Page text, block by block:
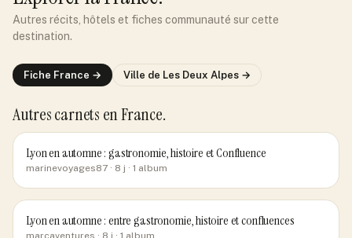
Autres récits, hôtels et fiches communauté sur cette
destination.
Fiche France → Ville de Les Deux Alpes →
Autres carnets en France.
Lyon en automne : gastronomie, histoire et Confluence
marinevoyages87 · 8 j · 1 album
Lyon en automne : entre gastronomie, histoire et confluences
marcaventures · 8 j · 1 album